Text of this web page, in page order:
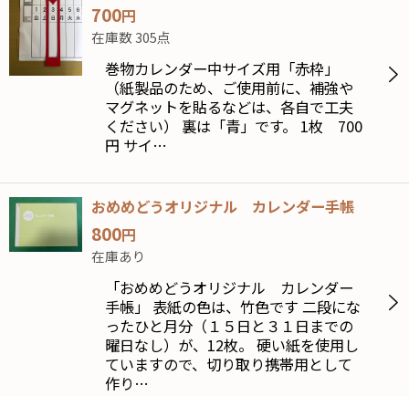
700円
在庫数 305点
巻物カレンダー中サイズ用「赤枠」
（紙製品のため、ご使用前に、補強や
マグネットを貼るなどは、各自で工夫
ください） 裏は「青」です。 1枚 700
円 サイ…
おめめどうオリジナル カレンダー手帳
800円
在庫あり
「おめめどうオリジナル カレンダー
手帳」 表紙の色は、竹色です 二段にな
ったひと月分（１５日と３１日までの
曜日なし）が、12枚。 硬い紙を使用し
ていますので、切り取り携帯用として
作り…